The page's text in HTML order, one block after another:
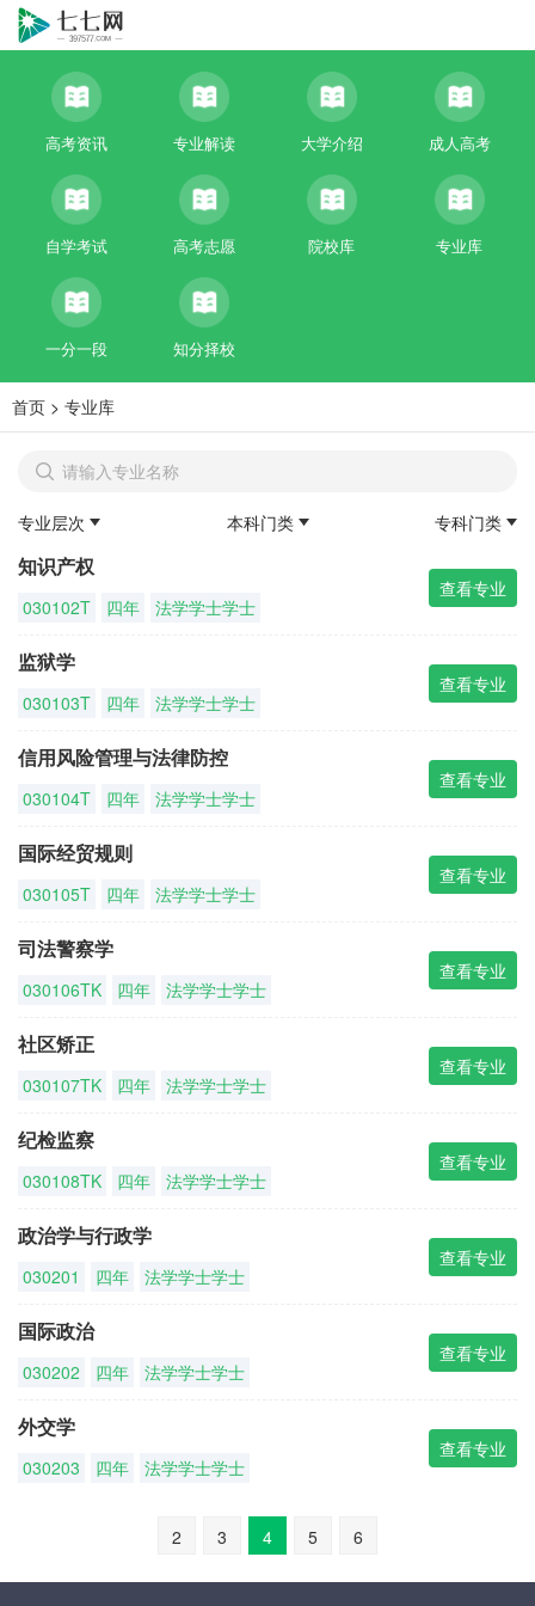
高考资讯 专业解读 大学介绍 成人高考
自学考试 高考志愿 院校库 专业库
一分一段 知分择校
首页 > 专业库
专业层次 本科门类 专科门类
知识产权
030102T 四年 法学学士学士
查看专业
监狱学
030103T 四年 法学学士学士
查看专业
信用风险管理与法律防控
030104T 四年 法学学士学士
查看专业
国际经贸规则
030105T 四年 法学学士学士
查看专业
司法警察学
030106TK 四年 法学学士学士
查看专业
社区矫正
030107TK 四年 法学学士学士
查看专业
纪检监察
030108TK 四年 法学学士学士
查看专业
政治学与行政学
030201 四年 法学学士学士
查看专业
国际政治
030202 四年 法学学士学士
查看专业
外交学
030203 四年 法学学士学士
查看专业
2 3 4 5 6